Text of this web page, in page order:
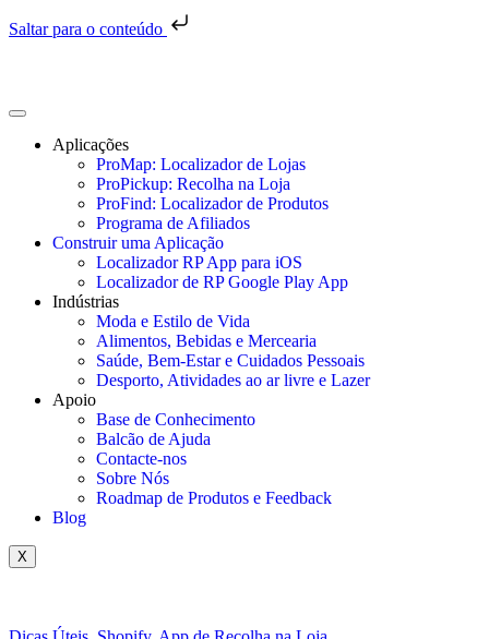
Saltar para o conteúdo
Aplicações
ProMap: Localizador de Lojas
ProPickup: Recolha na Loja
ProFind: Localizador de Produtos
Programa de Afiliados
Construir uma Aplicação
Localizador RP App para iOS
Localizador de RP Google Play App
Indústrias
Moda e Estilo de Vida
Alimentos, Bebidas e Mercearia
Saúde, Bem-Estar e Cuidados Pessoais
Desporto, Atividades ao ar livre e Lazer
Apoio
Base de Conhecimento
Balcão de Ajuda
Contacte-nos
Sobre Nós
Roadmap de Produtos e Feedback
Blog
X